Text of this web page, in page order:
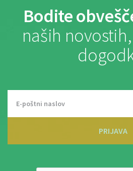
Bodite
naših
PRIJAVA